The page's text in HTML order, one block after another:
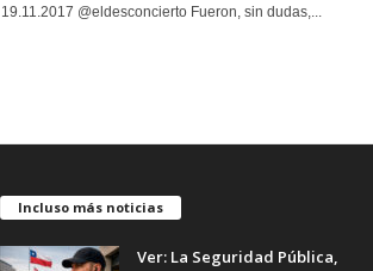
19.11.2017 @eldesconcierto Fueron, sin dudas,...
Incluso más noticias
Ver: La Seguridad Pública,